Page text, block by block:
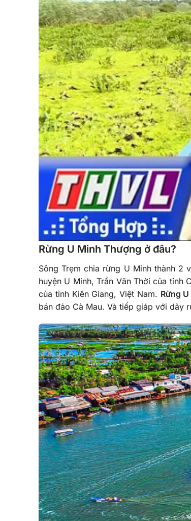
Rừng U Minh Thượng ở đâu?
Sông Trẹm chia rừng U Minh thành 2
huyện U Minh, Trần Văn Thời của tỉnh
của tỉnh Kiên Giang, Việt Nam. Rừng
bán đảo Cà Mau. Và tiếp giáp với dãy